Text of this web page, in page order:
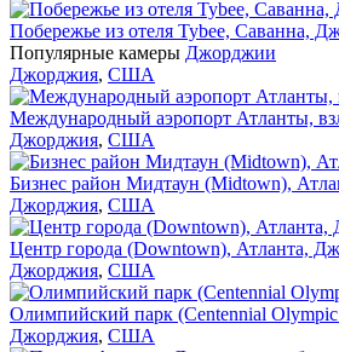
Побережье из отеля Tybee, Саванна,
Популярные камеры Джорджии
Джорджия, США
Международный аэропорт Атланты,
Джорджия, США
Бизнес район Мидтаун (Midtown),
Джорджия, США
Центр города (Downtown), Атланта,
Джорджия, США
Олимпийский парк (Centennial
Джорджия, США